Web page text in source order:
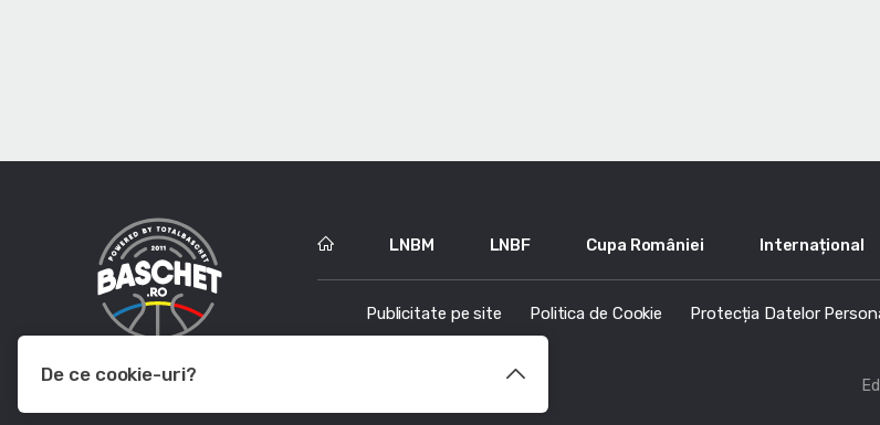
LNBM LNBF Cupa României Internațional
Publicitate pe site Politica de Cookie Protecția Datelor
De ce cookie-uri?